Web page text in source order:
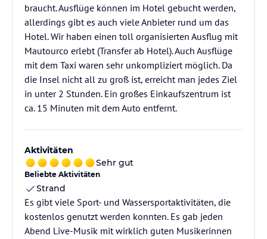
braucht. Ausflüge können im Hotel gebucht werden,
allerdings gibt es auch viele Anbieter rund um das
Hotel. Wir haben einen toll organisierten Ausflug mit
Mautourco erlebt (Transfer ab Hotel). Auch Ausflüge
mit dem Taxi waren sehr unkompliziert möglich. Da
die Insel nicht all zu groß ist, erreicht man jedes Ziel
in unter 2 Stunden. Ein großes Einkaufszentrum ist
ca. 15 Minuten mit dem Auto entfernt.
Aktivitäten
Sehr gut
Beliebte Aktivitäten
Strand
Es gibt viele Sport- und Wassersportaktivitäten, die
kostenlos genutzt werden konnten. Es gab jeden
Abend Live-Musik mit wirklich guten Musikerinnen